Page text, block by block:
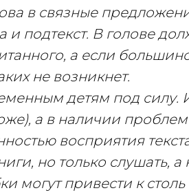
в связные
и подтекст. В голове
а если
не возникнет.
детям под силу.
а в наличии
восприятия
но только слушать, а
могут привести к